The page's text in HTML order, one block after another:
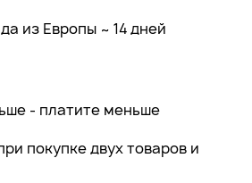
из Европы ~ 14 дней
- платите меньше
покупке двух товаров и